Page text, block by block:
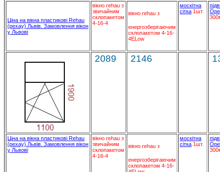
Ціна на вікна пластикові Rehau
(рехау) Львів. Замовлення вікон
у Львові
вікно rehau з
звичайним
склопакетом
4-16-4
вікно rehau з
енергозберігаючим
склопакетом 4-16-
4ELow
москітна
сітка 1шт.
2089 2146
Ціна на вікна пластикові Rehau
(рехау) Львів. Замовлення вікон
у Львові
вікно rehau з
звичайним
склопакетом
4-16-4
вікно rehau з
енергозберігаючим
склопакетом 4-16-
москітна
сітка 1шт.